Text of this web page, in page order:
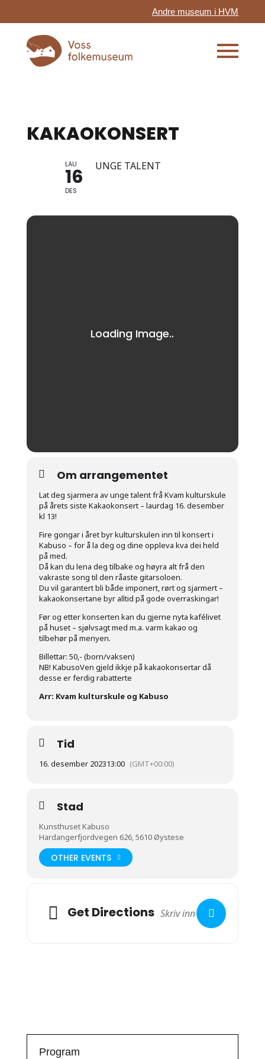
Andre museum i HVM
KAKAOKONSERT
LAU
16
DES
UNGE TALENT
Om arrangementet
Lat deg sjarmera av unge talent frå Kvam kulturskule
på årets siste Kakaokonsert – laurdag 16. desember
kl 13!
Fire gongar i året byr kulturskulen inn til konsert i
Kabuso – for å la deg og dine oppleva kva dei held
på med.
Då kan du lena deg tilbake og høyra alt frå den
vakraste song til den råaste gitarsoloen.
Du vil garantert bli både imponert, rørt og sjarmert –
kakaokonsertane byr alltid på gode overraskingar!
Før og etter konserten kan du gjerne nyta kafélivet
på huset – sjølvsagt med m.a. varm kakao og
tilbehør på menyen.
Billettar: 50,- (born/vaksen)
NB! KabusoVen gjeld ikkje på kakaokonsertar då
desse er ferdig rabatterte
Arr: Kvam kulturskule og Kabuso
Tid
16. desember 202313:00 (GMT+00:00)
Stad
Kunsthuset Kabuso
Hardangerfjordvegen 626, 5610 Øystese
OTHER EVENTS
Get Directions
Program